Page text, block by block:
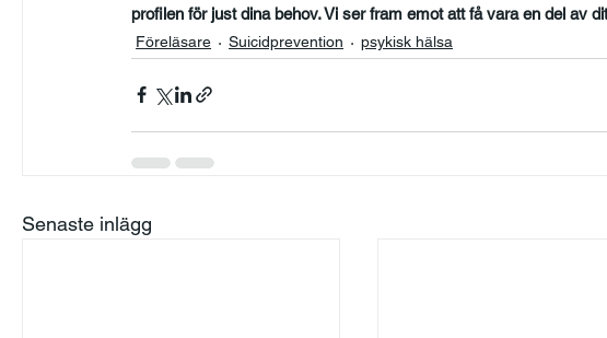
profilen för just dina behov. Vi ser fram emot att få vara en del av
Föreläsare Suicidprevention psykisk hälsa
Senaste inlägg